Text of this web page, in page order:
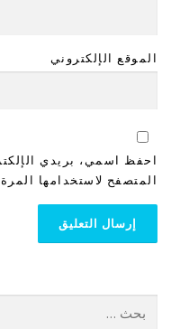
الموقع الإلكتروني
احفظ اسمي، بريدي
المتصفح لاستخدامها